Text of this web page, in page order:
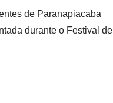
de Paranapiacaba
durante o Festival de